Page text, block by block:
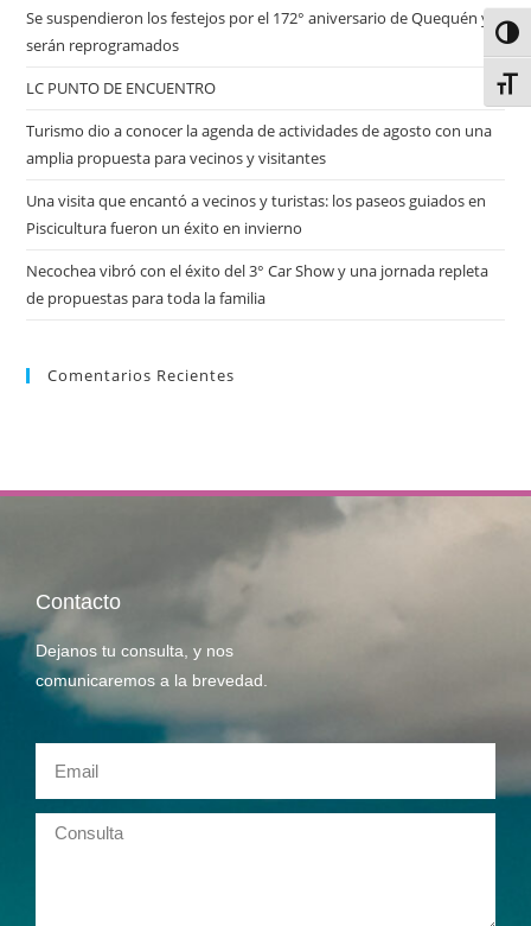
Se suspendieron los festejos por el 172° aniversario de Quequén y
serán reprogramados
LC PUNTO DE ENCUENTRO
Turismo dio a conocer la agenda de actividades de agosto con una
amplia propuesta para vecinos y visitantes
Una visita que encantó a vecinos y turistas: los paseos guiados en
Piscicultura fueron un éxito en invierno
Necochea vibró con el éxito del 3° Car Show y una jornada repleta
de propuestas para toda la familia
Comentarios Recientes
Contacto
Dejanos tu consulta, y nos
comunicaremos a la brevedad.